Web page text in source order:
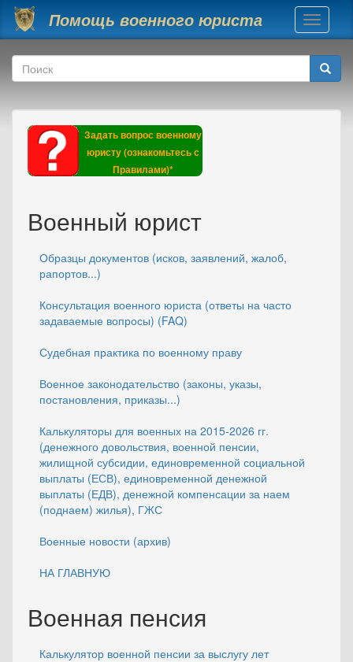
Перейти к основному содержанию
Помощь военного юриста
Toggle
Форма поиска
Поиск
Задать вопрос военному
юристу (ознакомьтесь с
Правилами)*
Военный юрист
Образцы документов (исков, заявлений, жалоб,
рапортов...)
Консультация военного юриста (ответы на часто
задаваемые вопросы) (FAQ)
Судебная практика по военному праву
Военное законодательство (законы, указы,
постановления, приказы...)
Калькуляторы для военных на 2015-2026 гг.
(денежного довольствия, военной пенсии,
жилищной субсидии, единовременной социальной
выплаты (ЕСВ), единовременной денежной
выплаты (ЕДВ), денежной компенсации за наем
(поднаем) жилья), ГЖС
Военные новости (архив)
НА ГЛАВНУЮ
Военная пенсия
Калькулятор военной пенсии за выслугу лет